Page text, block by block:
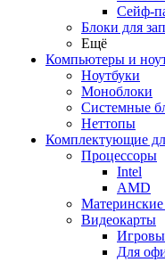
Сейф-
Блоки для
Ещё
Компьютеры и
Ноутбуки
Моноблоки
Системные
Неттопы
Комплектующие
Процессоры
Intel
AMD
Видеокарты
Для